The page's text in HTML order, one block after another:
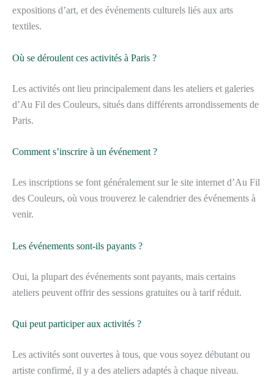
expositions d’art, et des événements culturels liés aux arts
textiles.
Où se déroulent ces activités à Paris ?
Les activités ont lieu principalement dans les ateliers et galeries
d’Au Fil des Couleurs, situés dans différents arrondissements de
Paris.
Comment s’inscrire à un événement ?
Les inscriptions se font généralement sur le site internet d’Au Fil
des Couleurs, où vous trouverez le calendrier des événements à
venir.
Les événements sont-ils payants ?
Oui, la plupart des événements sont payants, mais certains
ateliers peuvent offrir des sessions gratuites ou à tarif réduit.
Qui peut participer aux activités ?
Les activités sont ouvertes à tous, que vous soyez débutant ou
artiste confirmé, il y a des ateliers adaptés à chaque niveau.